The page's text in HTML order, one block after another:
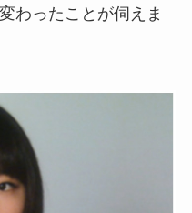
わったことが伺えま